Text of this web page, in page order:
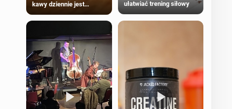
kawy dziennie jest
większości dorosłych
ułatwiać trening siłowy